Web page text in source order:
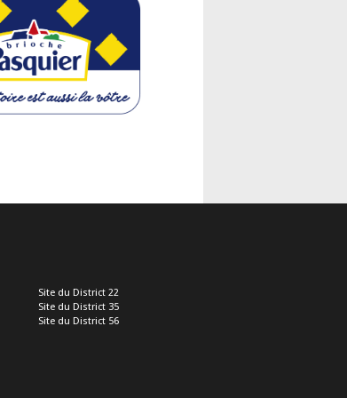
Site du District 22
Site du District 35
Site du District 56